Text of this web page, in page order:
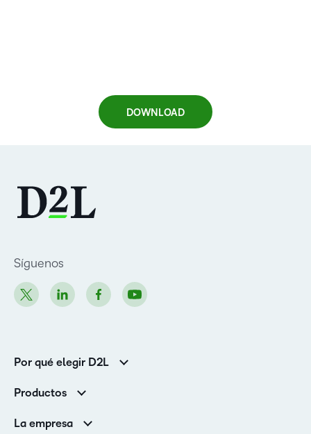
DOWNLOAD
Síguenos
Por qué elegir D2L
Clientes corporativos
Productos
Servicios y asistencia
La empresa